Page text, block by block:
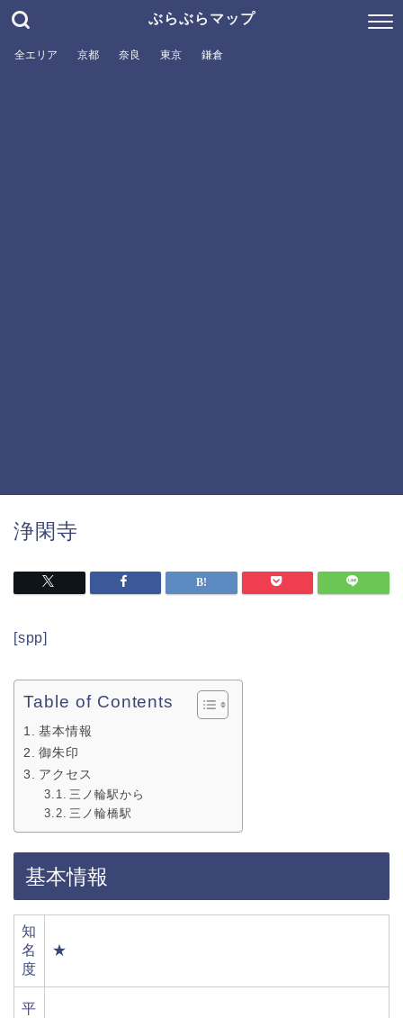
ぶらぶらマップ
全エリア 京都 奈良 東京 鎌倉
浄閑寺
[spp]
Table of Contents
基本情報
御朱印
アクセス
三ノ輪駅から
三ノ輪橋駅
基本情報
知
名
度
★
平